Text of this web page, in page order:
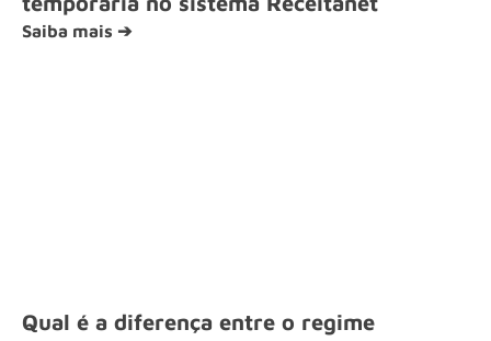
Saiba mais ➔
Qual é a diferença entre o regime